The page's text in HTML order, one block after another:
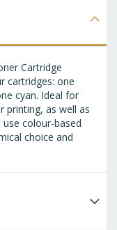
Cartridge
cartridges: one
cyan. Ideal for
printing, as well as
colour-based
choice and